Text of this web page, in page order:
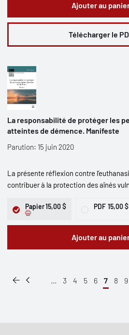
Ajouter au
Télécharger le
La responsabilité de protéger les
atteintes de démence. Manifeste
Parution: 15 juin 2020
La présente réflexion contre
contribuer à la protection des aînés
Papier15,00 $ PDF 15,00 $
Ajouter au
... 3 4 5 6 7 8 9